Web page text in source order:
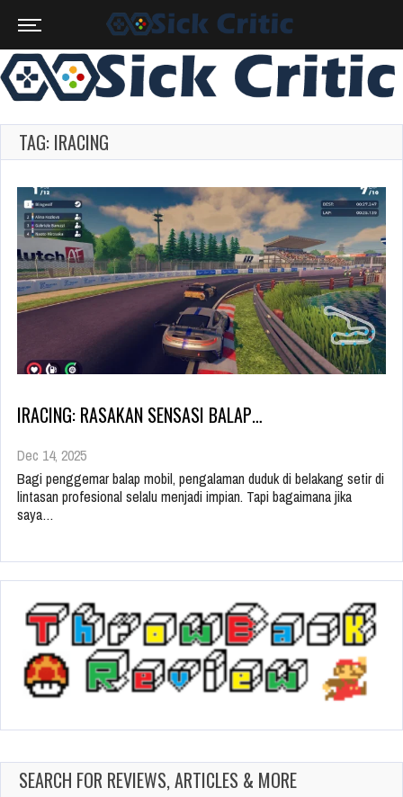
TAG: IRACING
IRACING: RASAKAN SENSASI BALAP…
Dec 14, 2025
Bagi penggemar balap mobil, pengalaman duduk di belakang setir di
lintasan profesional selalu menjadi impian. Tapi bagaimana jika
saya…
SEARCH FOR REVIEWS, ARTICLES & MORE